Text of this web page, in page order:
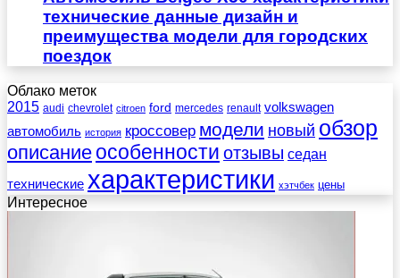
технические данные дизайн и
преимущества модели для городских
поездок
Облако меток
2015 audi chevrolet citroen ford mercedes renault volkswagen
автомобиль история кроссовер модели новый обзор
описание особенности отзывы седан
технические характеристики хэтчбек цены
Интересное